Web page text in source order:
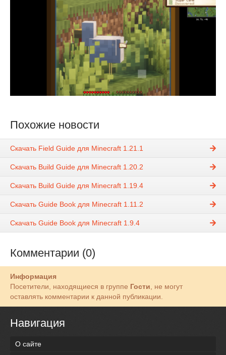
Похожие новости
Скачать Field Guide для Minecraft 1.21.1
Скачать Build Guide для Minecraft 1.20.2
Скачать Build Guide для Minecraft 1.19.4
Скачать Guide Book для Minecraft 1.11.2
Скачать Guide Book для Minecraft 1.9.4
Комментарии (0)
Информация
Посетители, находящиеся в группе Гости , не могут
оставлять комментарии к данной публикации.
Навигация
О сайте